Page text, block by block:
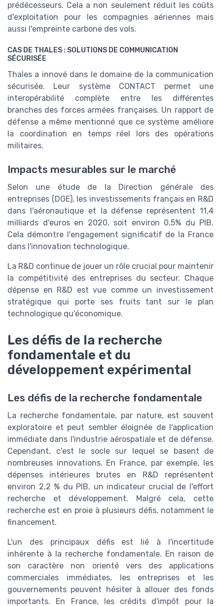
prédécesseurs. Cela a non seulement réduit les coûts
d'exploitation pour les compagnies aériennes mais
aussi l'empreinte carbone des vols.
CAS DE THALES : SOLUTIONS DE COMMUNICATION
SÉCURISÉE
Thales a innové dans le domaine de la communication
sécurisée. Leur système CONTACT permet une
interopérabilité complète entre les différentes
branches des forces armées françaises. Un rapport de
défense a même mentionné que ce système améliore
la coordination en temps réel lors des opérations
militaires.
Impacts mesurables sur le marché
Selon une étude de la Direction générale des
entreprises (DGE), les investissements français en R&D
dans l'aéronautique et la défense représentent 11,4
milliards d'euros en 2020, soit environ 0,5% du PIB.
Cela démontre l'engagement significatif de la France
dans l'innovation technologique.
La R&D continue de jouer un rôle crucial pour maintenir
la compétitivité des entreprises du secteur. Chaque
dépense en R&D est vue comme un investissement
stratégique qui porte ses fruits tant sur le plan
technologique qu'économique.
Les défis de la recherche
fondamentale et du
développement expérimental
Les défis de la recherche fondamentale
La recherche fondamentale, par nature, est souvent
exploratoire et peut sembler éloignée de l'application
immédiate dans l'industrie aérospatiale et de défense.
Cependant, c'est le socle sur lequel se basent de
nombreuses innovations. En France, par exemple, les
dépenses intérieures brutes en R&D représentent
environ 2,2 % du PIB, un indicateur crucial de l'effort
recherche et développement. Malgré cela, cette
recherche est en proie à plusieurs défis, notamment le
financement.
L'un des principaux défis est lié à l'incertitude
inhérente à la recherche fondamentale. En raison de
son caractère non orienté vers des applications
commerciales immédiates, les entreprises et les
gouvernements peuvent hésiter à allouer des fonds
importants. En France, les crédits d'impôt pour la